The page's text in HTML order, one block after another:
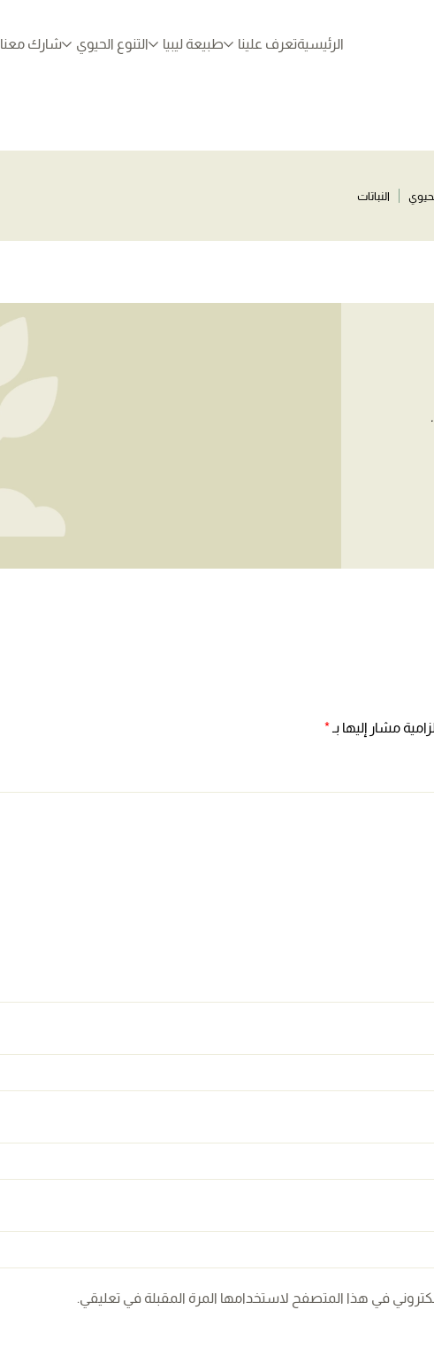
الرئيسيةتعرف علينا طبيعة ليبيا التنوع الحيوي شارك معنا
النباتات
مشار إليها بـ*
في هذا المتصفح لاستخدامها المرة المقبلة في تعليقي.